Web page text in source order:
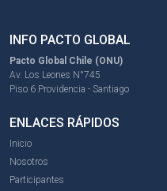
INFO PACTO GLOBAL
Pacto Global Chile (ONU)
Av. Los Leones N°745
Piso 6 Providencia - Santiago
ENLACES RÁPIDOS
Inicio
Nosotros
Participantes